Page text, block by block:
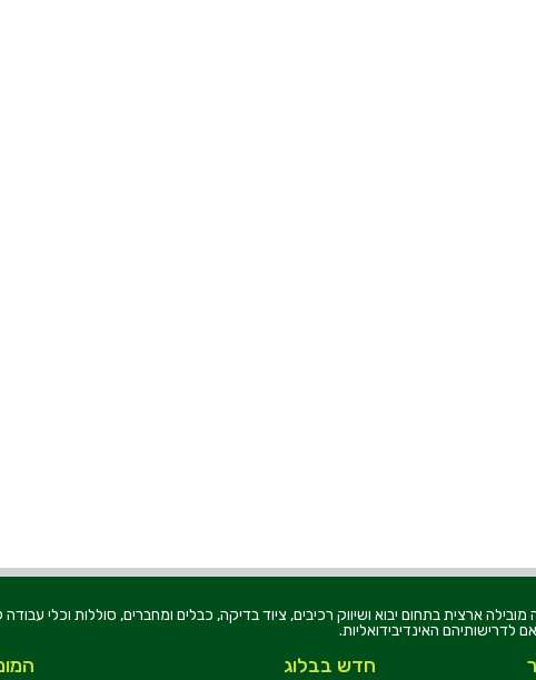
אלקטרוניקה בע"מ, הוקמה בשנת 1979, הינה מובילה ארצית בתחום יבוא ושיווק רכיבים, ציוד בדיקה, כבלים ומחברים,
לדרישותיהם האינדיבידואליות.
חדש בבלוג